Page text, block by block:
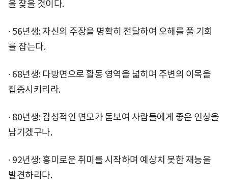
을 찾을 것이다.
∙ 56년생: 자신의 주장을 명확히 전달하여 오해를 풀 기회
를 잡는다.
∙ 68년생: 다방면으로 활동 영역을 넓히며 주변의 이목을
집중시키리라.
∙ 80년생: 감성적인 면모가 돋보여 사람들에게 좋은 인상을
남기겠구나.
∙ 92년생: 흥미로운 취미를 시작하며 예상치 못한 재능을
발견하리다.